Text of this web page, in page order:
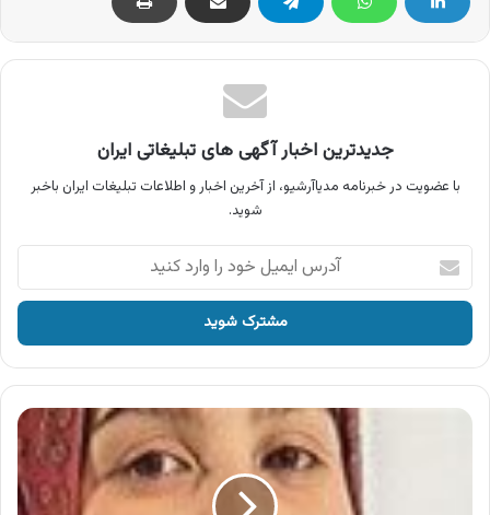
جدیدترین اخبار آگهی های تبلیغاتی ایران
با عضویت در خبرنامه مدیاآرشیو، از آخرین اخبار و اطلاعات تبلیغات ایران باخبر
شوید.
آدرس
ایمیل
خود
وارد
کنید
آگهی